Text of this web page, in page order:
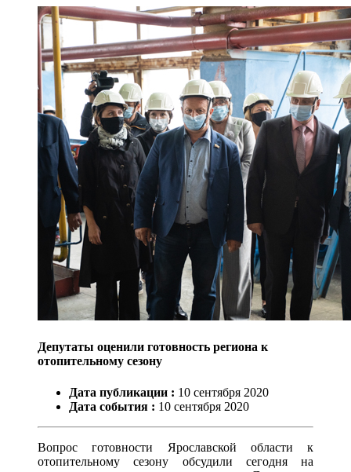
Депутаты оценили готовность региона к
отопительному сезону
Дата публикации : 10 сентября 2020
Дата события : 10 сентября 2020
Вопрос готовности Ярославской области к
отопительному сезону обсудили сегодня на